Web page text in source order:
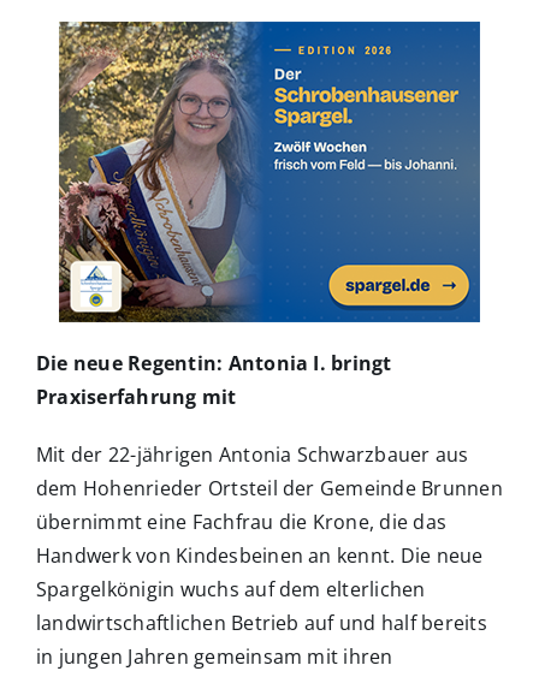
Die neue Regentin: Antonia I. bringt
Praxiserfahrung mit
Mit der 22-jährigen Antonia Schwarzbauer aus
dem Hohenrieder Ortsteil der Gemeinde Brunnen
übernimmt eine Fachfrau die Krone, die das
Handwerk von Kindesbeinen an kennt. Die neue
Spargelkönigin wuchs auf dem elterlichen
landwirtschaftlichen Betrieb auf und half bereits
in jungen Jahren gemeinsam mit ihren